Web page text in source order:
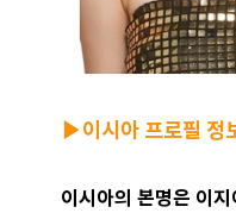
▶이시아 프로필 정
이시아의 본명은 이